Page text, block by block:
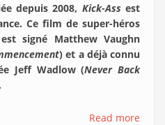
depuis 2008, Kick-Ass est
Ce film de super-héros
signé Matthew Vaughn
) et a déjà connu
Jeff Wadlow (Never Back
Read more